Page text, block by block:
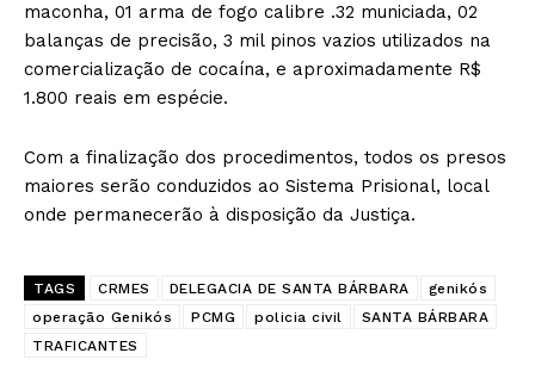
maconha, 01 arma de fogo calibre .32 municiada, 02
balanças de precisão, 3 mil pinos vazios utilizados na
comercialização de cocaína, e aproximadamente R$
1.800 reais em espécie.
Com a finalização dos procedimentos, todos os presos
maiores serão conduzidos ao Sistema Prisional, local
onde permanecerão à disposição da Justiça.
TAGS CRMES DELEGACIA DE SANTA BÁRBARA
genikós
operação Genikós
PCMG policia civil
SANTA BÁRBARA
TRAFICANTES